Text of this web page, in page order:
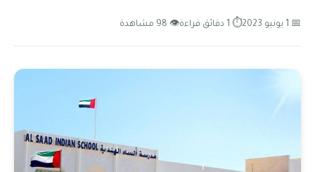
📅 1 يونيو 2023 ⏱ 1 دقائق قراءة 👁 98 مشاهدة